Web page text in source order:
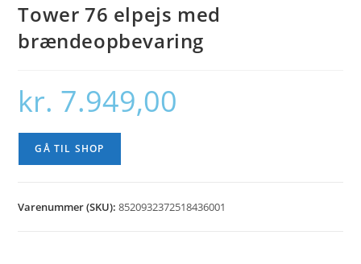
Tower 76 elpejs med
brændeopbevaring
kr. 7.949,00
GÅ TIL SHOP
Varenummer (SKU):8520932372518436001